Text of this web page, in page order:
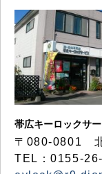
帯広キーロックサ
〒080-0801
TEL：0155-